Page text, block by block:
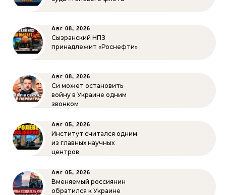
Авг 08, 2026
Сызранский НПЗ
принадлежит «Роснефти»
Авг 08, 2026
Си может остановить
войну в Украине одним
звонком
Авг 05, 2026
Институт считался одним
из главных научных
центров
Авг 05, 2026
Вменяемый россиянин
обратился к Украине